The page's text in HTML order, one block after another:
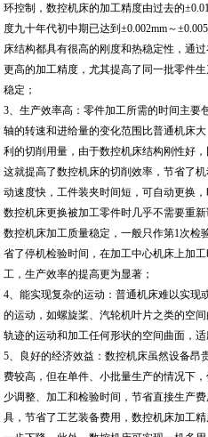
环控制，数控机床的加工精度由过去的
度九十年代初中期已达到±0.002mm～
床结构都具有很高的刚度和热稳定性，通
更高的加工精度，尤其提高了同一批零件
稳定；
3、生产效率高：零件加工所需的时间主要
轴的转速和进给量的变化范围比普通机床
利的切削用量，由于数控机床结构刚性好
这就提高了数控机床的切削效率，节省了
动速度快，工件装夹时间短，可自动更换
数控机床更换被加工零件时几乎不需要重
数控机床加工质量稳定，一般只作第1次检
省了停机检验时间，在加工中心机床上加
工，生产效率的提高更为显著；
4、能实现复杂的运动：普通机床难以实现
的运动，如螺旋桨、汽轮机叶片之类的空
轨迹的运动和加工任何形状的空间曲面，
5、良好的经济效益：数控机床虽然设备昂
费较高，但在单件、小批量生产的情况下
少调整、加工和检验时间，节省直接生产
具，节省了工艺装备费用，数控机床加工